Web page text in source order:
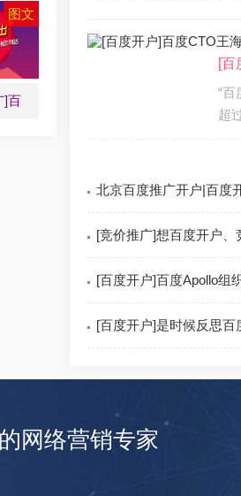
]百
[百
“百
超
北京百度推广开户|百度
[竞价推广]想百度开户、
[百度开户]百度Apollo组
[百度开户]是时候反思百
网络营销专家